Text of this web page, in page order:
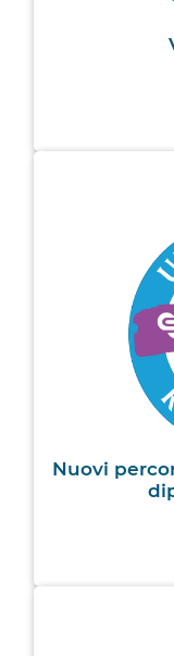
Nuovi